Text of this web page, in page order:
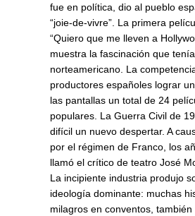
fue en política, dio al pueblo
“joie-de-vivre”. La primera
“Quiero que me lleven a
muestra la fascinación que
norteamericano. La
productores españoles lograr
las pantallas un total de 24
populares. La Guerra Civil de
difícil un nuevo despertar. A
por el régimen de Franco, los
llamó el crítico de teatro José
La incipiente industria produjo
ideología dominante: muchas
milagros en conventos,